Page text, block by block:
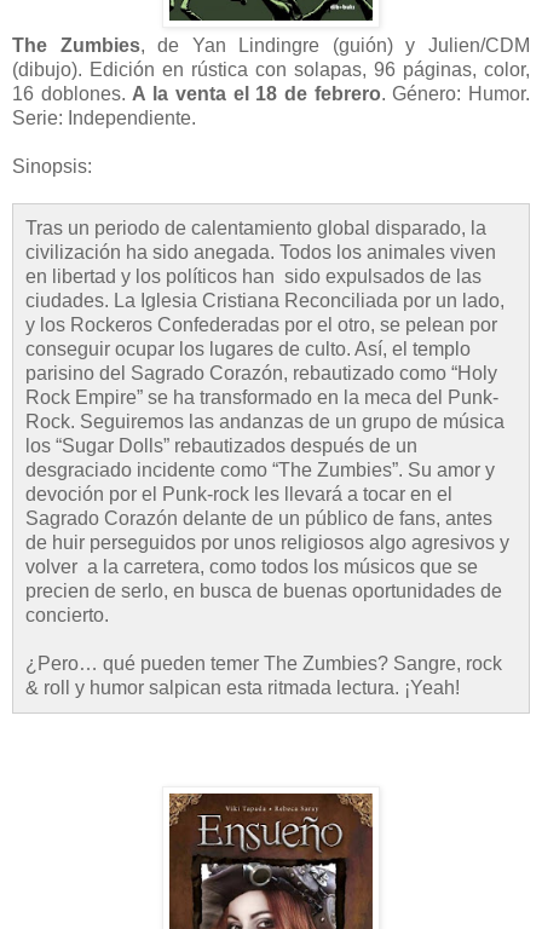
The Zumbies, de Yan Lindingre (guión) y Julien/CDM
(dibujo). Edición en rústica con solapas, 96 páginas, color,
16 doblones. A la venta el 18 de febrero. Género: Humor.
Serie: Independiente.
Sinopsis:
Tras un periodo de calentamiento global disparado, la
civilización ha sido anegada. Todos los animales viven
en libertad y los políticos han sido expulsados de las
ciudades. La Iglesia Cristiana Reconciliada por un lado,
y los Rockeros Confederadas por el otro, se pelean por
conseguir ocupar los lugares de culto. Así, el templo
parisino del Sagrado Corazón, rebautizado como “Holy
Rock Empire” se ha transformado en la meca del Punk-
Rock. Seguiremos las andanzas de un grupo de música
los “Sugar Dolls” rebautizados después de un
desgraciado incidente como “The Zumbies”. Su amor y
devoción por el Punk-rock les llevará a tocar en el
Sagrado Corazón delante de un público de fans, antes
de huir perseguidos por unos religiosos algo agresivos y
volver a la carretera, como todos los músicos que se
precien de serlo, en busca de buenas oportunidades de
concierto.
¿Pero… qué pueden temer The Zumbies? Sangre, rock
& roll y humor salpican esta ritmada lectura. ¡Yeah!